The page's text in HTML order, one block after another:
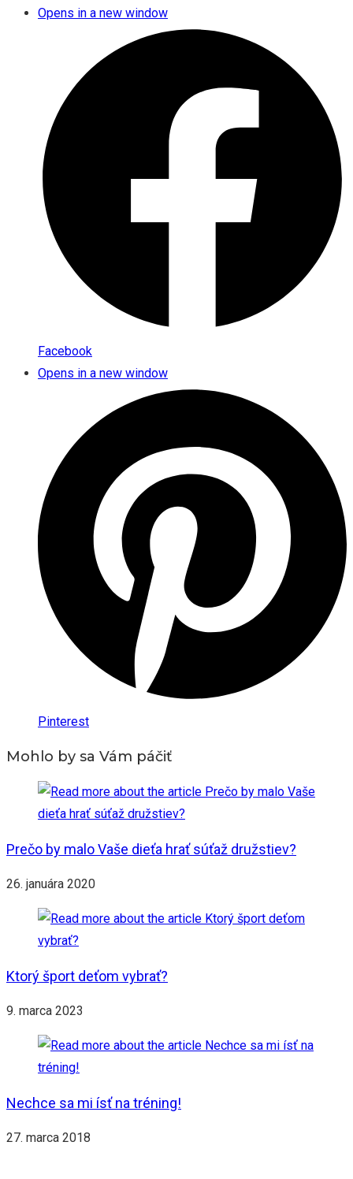
Opens in a new window
Facebook
Opens in a new window
Pinterest
Mohlo by sa Vám páčiť
Prečo by malo Vaše dieťa hrať súťaž družstiev?
26. januára 2020
Ktorý šport deťom vybrať?
9. marca 2023
Nechce sa mi ísť na tréning!
27. marca 2018